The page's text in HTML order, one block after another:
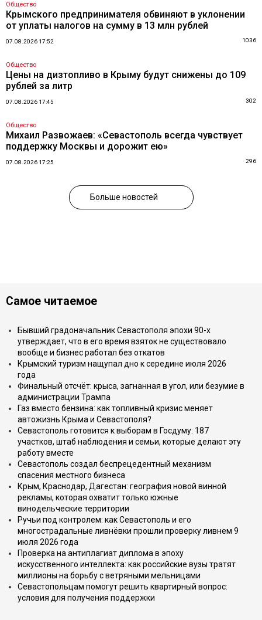
Общество
Крымского предпринимателя обвиняют в уклонении
от уплаты налогов на сумму в 13 млн рублей
07.08.2026 17:52 1036
Общество
Цены на дизтопливо в Крыму будут снижены до 109
рублей за литр
07.08.2026 17:45 302
Общество
Михаил Развожаев: «Севастополь всегда чувствует
поддержку Москвы и дорожит ею»
07.08.2026 17:25 296
Больше новостей
Самое читаемое
Бывший градоначальник Севастополя эпохи 90-х
утверждает, что в его время взяток не существовало
вообще и бизнес работал без откатов
Крымский туризм нащупал дно к середине июля 2026
года
Финальный отсчёт: крыса, загнанная в угол, или безумие в
администрации Трампа
Газ вместо бензина: как топливный кризис меняет
автожизнь Крыма и Севастополя?
Севастополь готовится к выборам в Госдуму: 187
участков, штаб наблюдения и семьи, которые делают эту
работу вместе
Севастополь создал беспрецедентный механизм
спасения местного бизнеса
Крым, Краснодар, Дагестан: география новой винной
рекламы, которая охватит только южные
винодельческие территории
Ручьи под контролем: как Севастополь и его
многострадальные ливнёвки прошли проверку ливнем 9
июля 2026 года
Проверка на антиплагиат диплома в эпоху
искусственного интеллекта: как российские вузы тратят
миллионы на борьбу с ветряными мельницами
Севастопольцам помогут решить квартирный вопрос:
условия для получения поддержки